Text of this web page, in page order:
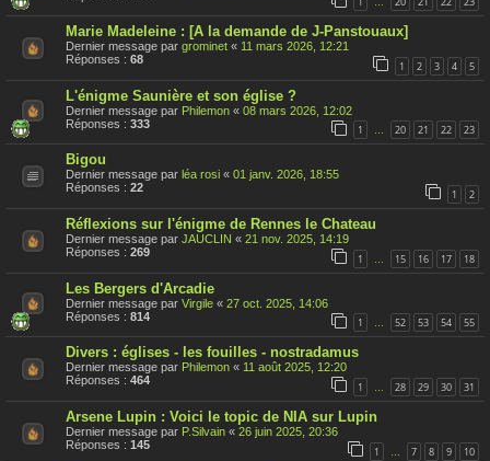
…
Marie Madeleine : [A la demande de J-Panstouaux]
Dernier message par grominet « 11 mars 2026, 12:21
Réponses : 68 1 2 3 4 5
L'énigme Saunière et son église ?
Dernier message par Philemon « 08 mars 2026, 12:02
Réponses : 333 1 … 20 21 22 23
Bigou
Dernier message par léa rosi « 01 janv. 2026, 18:55
Réponses : 22 1 2
Réflexions sur l'énigme de Rennes le Chateau
Dernier message par JAUCLIN « 21 nov. 2025, 14:19
Réponses : 269 1 15 16 17 18
Les Bergers d'Arcadie
Dernier message par Virgile « 27 oct. 2025, 14:06
Réponses : 814 1 … 52 53 54 55
Divers : églises - les fouilles - nostradamus
Dernier message par Philemon « 11 août 2025, 12:20
Réponses : 464 1 28 29 30 31
Arsene Lupin : Voici le topic de NIA sur Lupin
Dernier message par P.Silvain « 26 juin 2025, 20:36
Réponses : 145 1 7 8 9 10